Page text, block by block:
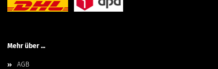
Mehr über ...
AGB